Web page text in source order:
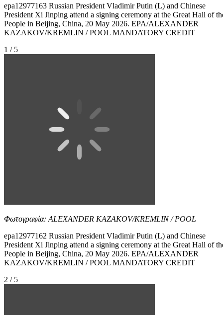
epa12977163 Russian President Vladimir Putin (L) and Chinese
President Xi Jinping attend a signing ceremony at the Great Hall of
People in Beijing, China, 20 May 2026. EPA/ALEXANDER
KAZAKOV/KREMLIN / POOL MANDATORY CREDIT
1 / 5
Φωτογραφία: ALEXANDER KAZAKOV/KREMLIN / POOL
epa12977162 Russian President Vladimir Putin (L) and Chinese
President Xi Jinping attend a signing ceremony at the Great Hall of
People in Beijing, China, 20 May 2026. EPA/ALEXANDER
KAZAKOV/KREMLIN / POOL MANDATORY CREDIT
2 / 5